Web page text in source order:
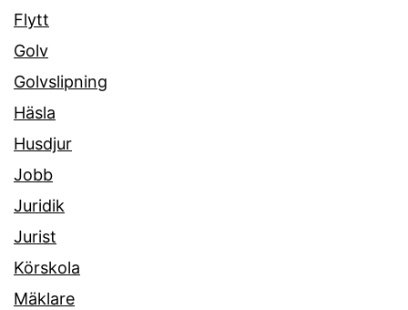
Flytt
Golv
Golvslipning
Häsla
Husdjur
Jobb
Juridik
Jurist
Körskola
Mäklare